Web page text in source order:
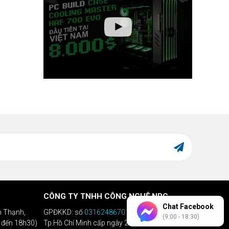
Thạnh,
18h30)
CÔNG TY TNHH CÔNG NGHỆ NPC
GPĐKKD: số 0316248670 do Sở KHĐT
Tp.Hồ Chí Minh cấp ngày 28/04/2020
Chat Facebook
(9:00 - 18:30)